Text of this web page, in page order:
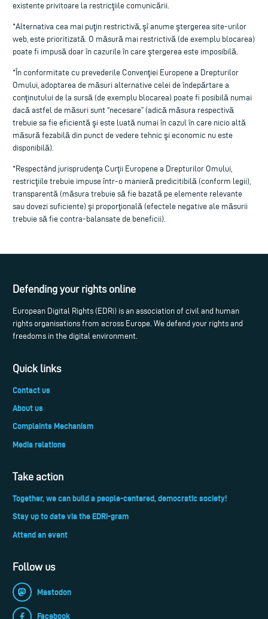
existente privitoare la restricţiile comunicării.
*Alternativa cea mai puţin restrictivă, şî anume ştergerea site-urilor
web, este prioritizată. O măsură mai restrictivă (de exemplu blocarea)
poate fi impusă doar în cazurile în care ştergerea este imposibilă.
*În conformitate cu prevederile Convenţiei Europene a Drepturilor
Omului, adoptarea de măsuri alternative celei de îndepărtare a
conţinutului de la sursă (de exemplu blocarea) poate fi posibilă numai
dacă astfel de măsuri sunt “necesare” (adică măsura respectivă
trebuie sa fie eficientă şi este luată numai în cazul în care nicio altă
măsură fezabilă din punct de vedere tehnic şi economic nu este
disponibilă).
*Respectând jurisprudenţa Curţii Europene a Drepturilor Omului,
restricţiile trebuie impuse într-o manieră predicitibilă (conform legii),
transparentă (măsura trebuie să fie bazată pe elemente relevante
sau dovezi suficiente) şi proporţională (efectele negative ale măsurii
trebuie să fie contra-balansate de beneficii).
Defending your rights online
European Digital Rights (EDRi) is an association of civil and human
rights organisations from across Europe. We defend your rights and
freedoms in the digital environment.
Quick links
Contact us
About us
Complaints Mechanism
Media relations
Take action
Together, we can build a people-centered, democratic society!
Stay up to date via the EDRi-gram
Attend an event
Follow us
Mastodon
Facebook